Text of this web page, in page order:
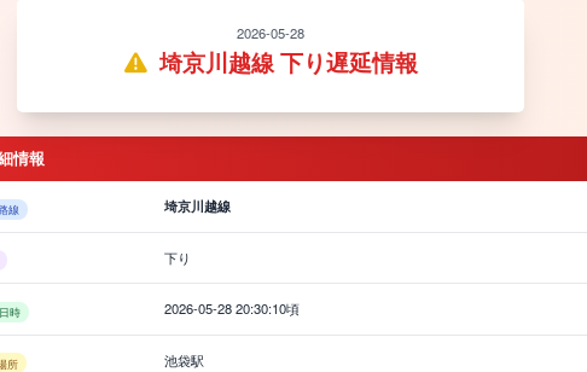
2026-05-28
埼京川越線 下り遅延情報
情報
線 埼京川越線
下り
時 2026-05-28 20:30:10頃
所 池袋駅